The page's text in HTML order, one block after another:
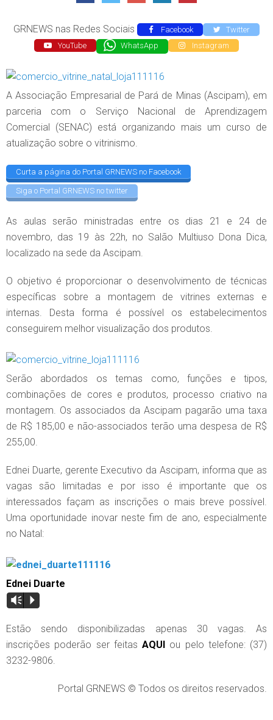
GRNEWS nas Redes Sociais Facebook
Twitter
YouTube
WhatsApp Instagram
A Associação Empresarial de Pará de Minas (Ascipam), em
parceria com o Serviço Nacional de Aprendizagem
Comercial (SENAC) está organizando mais um curso de
atualização sobre o vitrinismo.
Curta a página do Portal GRNEWS no Facebook
Siga o Portal GRNEWS no twitter
As aulas serão ministradas entre os dias 21 e 24 de
novembro, das 19 às 22h, no Salão Multiuso Dona Dica,
localizado na sede da Ascipam.
O objetivo é proporcionar o desenvolvimento de técnicas
específicas sobre a montagem de vitrines externas e
internas. Desta forma é possível os estabelecimentos
conseguirem melhor visualização dos produtos.
Serão abordados os temas como, funções e tipos,
combinações de cores e produtos, processo criativo na
montagem. Os associados da Ascipam pagarão uma taxa
de R$ 185,00 e não-associados terão uma despesa de R$
255,00.
Ednei Duarte, gerente Executivo da Ascipam, informa que as
vagas são limitadas e por isso é importante que os
interessados façam as inscrições o mais breve possível.
Uma oportunidade inovar neste fim de ano, especialmente
no Natal:
Ednei Duarte
Vm P
Estão sendo disponibilizadas apenas 30 vagas. As
inscrições poderão ser feitas AQUI ou pelo telefone: (37)
3232-9806.
Portal GRNEWS © Todos os direitos reservados.